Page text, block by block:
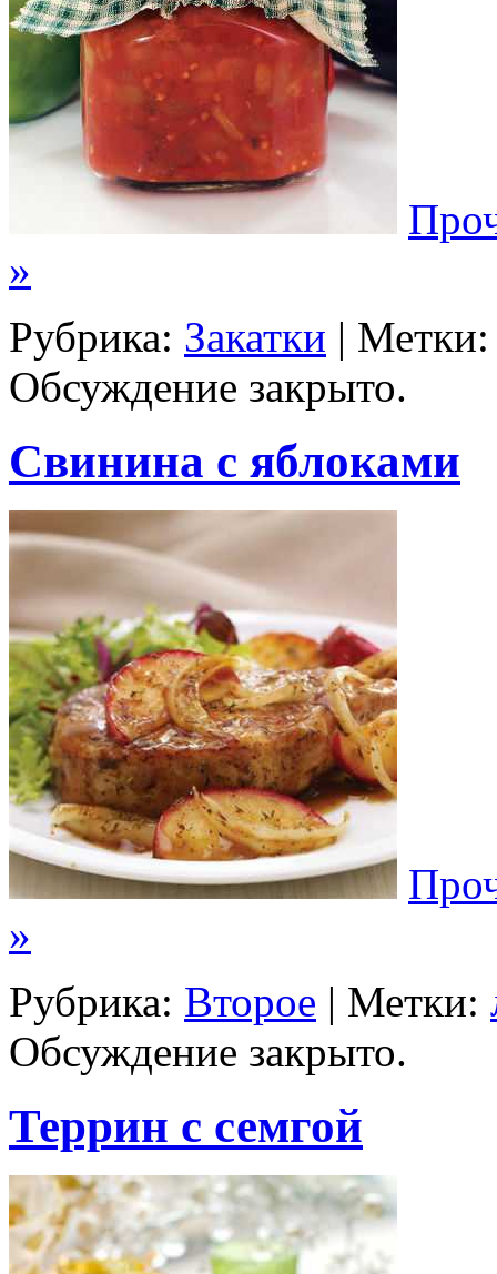
»
Рубрика: Закатки |
Обсуждение закрыто.
Свинина с яблоками
»
Рубрика: Второе | Метки:
Обсуждение закрыто.
Террин с семгой